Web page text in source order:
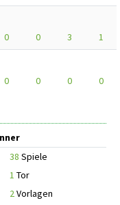
0 0 3
1
0 0 0 0
38 Spiele
1 Tor
2Vorlagen